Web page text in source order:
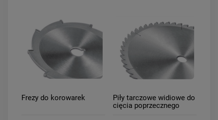
Frezy do korowarek
Piły tarczowe widiowe do
cięcia poprzecznego